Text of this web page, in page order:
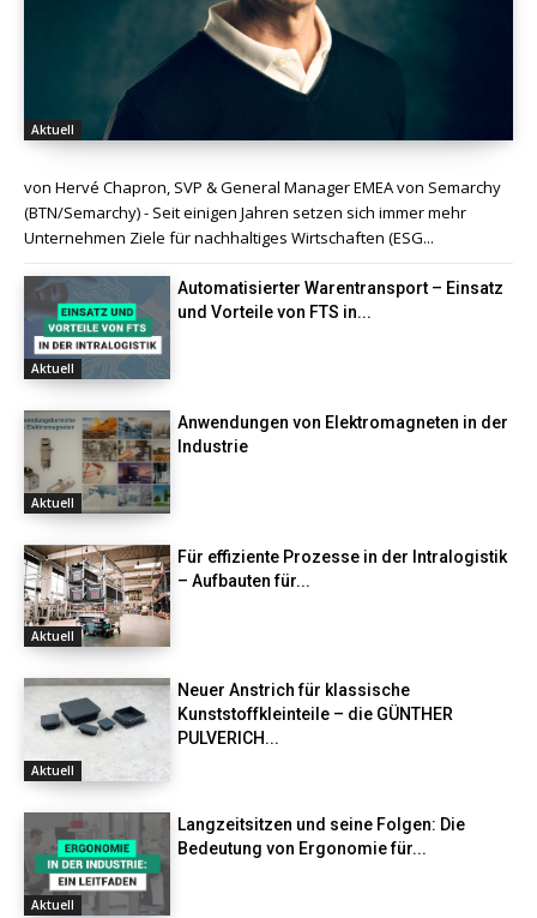
Aktuell
von Hervé Chapron, SVP & General Manager EMEA von Semarchy
(BTN/Semarchy) - Seit einigen Jahren setzen sich immer mehr
Unternehmen Ziele für nachhaltiges Wirtschaften (ESG...
Aktuell
Automatisierter Warentransport – Einsatz
und Vorteile von FTS in...
Aktuell
Anwendungen von Elektromagneten in der
Industrie
Aktuell
Für effiziente Prozesse in der Intralogistik
– Aufbauten für...
Aktuell
Neuer Anstrich für klassische
Kunststoffkleinteile – die GÜNTHER
PULVERICH...
Aktuell
Langzeitsitzen und seine Folgen: Die
Bedeutung von Ergonomie für...